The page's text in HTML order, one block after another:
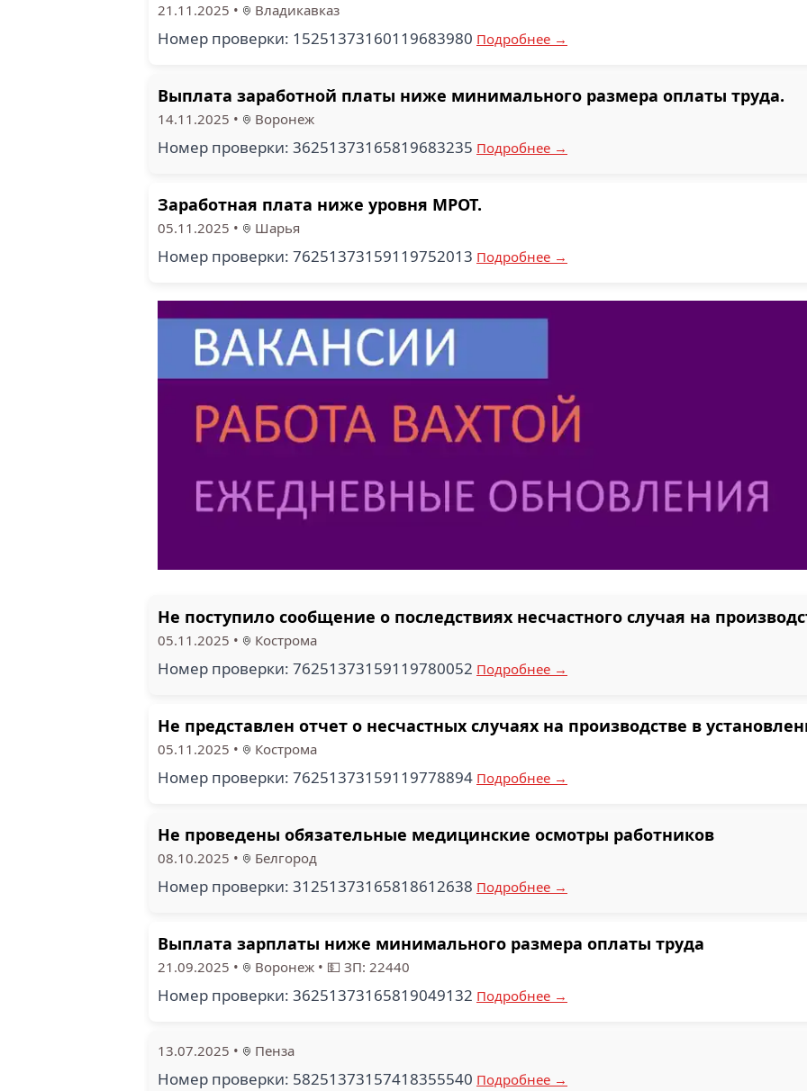
21.11.2025 • Владикавказ
Номер проверки: 15251373160119683980 Подробнее →
Выплата заработной платы ниже минимального размера оплаты труда.
14.11.2025 • Воронеж
Номер проверки: 36251373165819683235 Подробнее →
Заработная плата ниже уровня МРОТ.
05.11.2025 • Шарья
Номер проверки: 76251373159119752013 Подробнее →
Не поступило сообщение о последствиях несчастного случая на
05.11.2025 • Кострома
Номер проверки: 76251373159119780052 Подробнее →
Не представлен отчет о несчастных случаях на производстве в
05.11.2025 • Кострома
Номер проверки: 76251373159119778894 Подробнее →
Не проведены обязательные медицинские осмотры работников
08.10.2025 • Белгород
Номер проверки: 31251373165818612638 Подробнее →
Выплата зарплаты ниже минимального размера оплаты труда
21.09.2025 • Воронеж • 💵 ЗП: 22440
Номер проверки: 36251373165819049132 Подробнее →
13.07.2025 • Пенза
Номер проверки: 58251373157418355540 Подробнее →